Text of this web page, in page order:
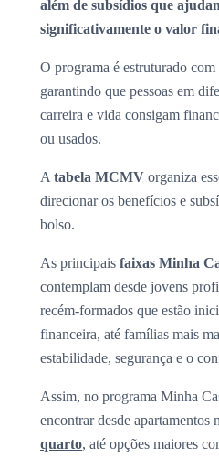
além de subsídios que
significativamente o valor
O programa é estruturado
garantindo que pessoas em
carreira e vida consigam
ou usados.
A tabela MCMV organiza
direcionar os benefícios e
bolso.
As principais faixas Minha
contemplam desde jovens
recém-formados que estão
financeira, até famílias mais
estabilidade, segurança e o
Assim, no programa Minha
encontrar desde apartamentos
quarto, até opções maiores